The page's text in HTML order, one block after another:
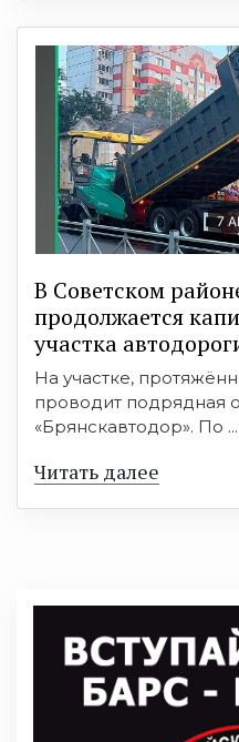
7
В Советском
продолжается
участка
На участке,
проводит подрядная
«Брянскавтодор». По ...
Читать далее